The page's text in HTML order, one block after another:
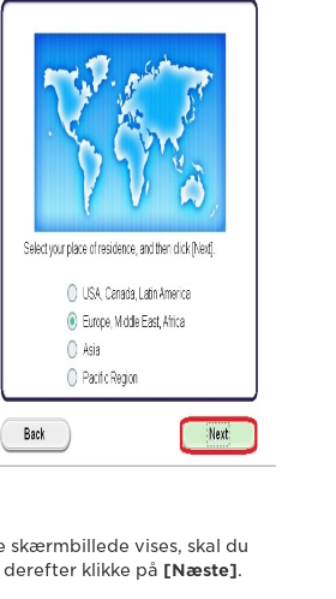
skærmbillede vises, skal du
klikke på [Næste].